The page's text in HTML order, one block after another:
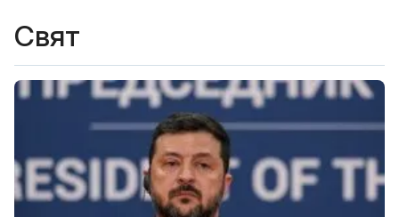
Свят